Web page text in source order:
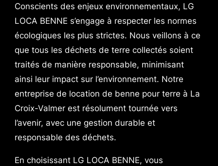
Conscients des enjeux environnementaux, LG
LOCA BENNE s’engage à respecter les normes
écologiques les plus strictes. Nous veillons à ce
que tous les déchets de terre collectés soient
traités de manière responsable, minimisant
ainsi leur impact sur l’environnement. Notre
entreprise de location de benne pour terre à La
Croix-Valmer est résolument tournée vers
l’avenir, avec une gestion durable et
responsable des déchets.
En choisissant LG LOCA BENNE, vous